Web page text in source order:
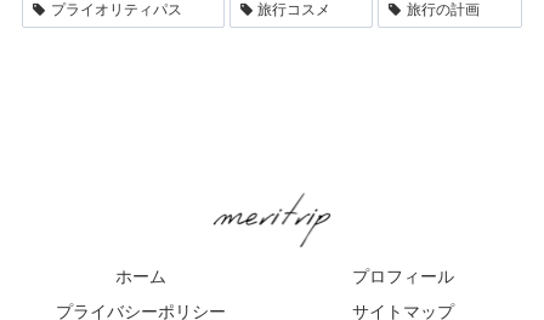
プライオリティパス 旅行コスメ 旅行の計画
ホーム
プロフィール
プライバシーポリシー
サイトマップ